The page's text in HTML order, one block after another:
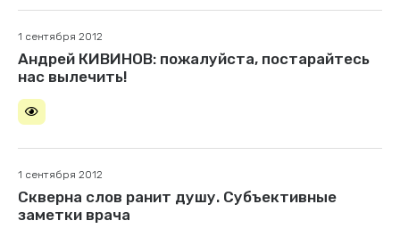
1 сентября 2012
Андрей КИВИНОВ: пожалуйста, постарайтесь
нас вылечить!
1 сентября 2012
Скверна слов ранит душу. Субъективные
заметки врача